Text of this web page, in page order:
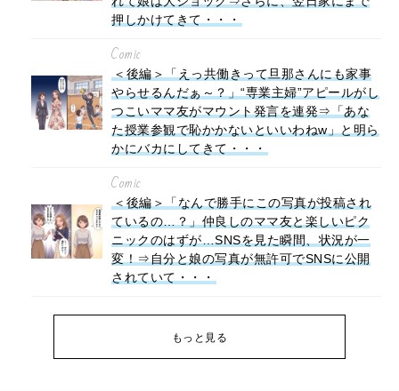
押しかけてきて・・・
Comic
＜後編＞「えっ共働きって旦那さんにも家事
やらせるんだぁ～？」“専業主婦”アピールがし
つこいママ友がマウント発言を連発⇒「あな
た授業参観で恥かかないといいわねw」と明ら
かにバカにしてきて・・・
Comic
＜後編＞「なんで勝手にこの写真が投稿され
ているの…？」仲良しのママ友と楽しいピク
ニックのはずが…SNSを見た瞬間、状況が一
変！⇒自分と娘の写真が無許可でSNSに公開
されていて・・・
もっと見る